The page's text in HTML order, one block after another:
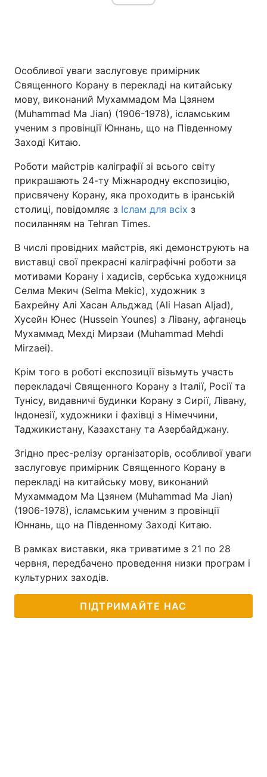
Особливої уваги заслуговує примірник
Священного Корану в перекладі на китайську
мову, виконаний Мухаммадом Ма Цзянем
(Muhammad Ma Jian) (1906-1978), ісламським
ученим з провінції Юннань, що на Південному
Заході Китаю.
Роботи майстрів каліграфії зі всього світу
прикрашають 24-ту Міжнародну експозицію,
присвячену Корану, яка проходить в іранській
столиці, повідомляє з Іслам для всіх з
посиланням на Tehran Times.
В числі провідних майстрів, які демонструють на
виставці свої прекрасні каліграфічні роботи за
мотивами Корану і хадисів, сербська художниця
Селма Мекич (Selma Mekic), художник з
Бахрейну Алі Хасан Альджад (Ali Hasan Aljad),
Хусейн Юнес (Hussein Younes) з Лівану, афганець
Мухаммад Мехді Мирзаи (Muhammad Mehdi
Mirzaei).
Крім того в роботі експозиції візьмуть участь
перекладачі Священного Корану з Італії, Росії та
Тунісу, видавничі будинки Корану з Сирії, Лівану,
Індонезії, художники і фахівці з Німеччини,
Таджикистану, Казахстану та Азербайджану.
Згідно прес-релізу організаторів, особливої уваги
заслуговує примірник Священного Корану в
перекладі на китайську мову, виконаний
Мухаммадом Ма Цзянем (Muhammad Ma Jian)
(1906-1978), ісламським ученим з провінції
Юннань, що на Південному Заході Китаю.
В рамках виставки, яка триватиме з 21 по 28
червня, передбачено проведення низки програм і
культурних заходів.
ПІДТРИМАЙТЕ НАС